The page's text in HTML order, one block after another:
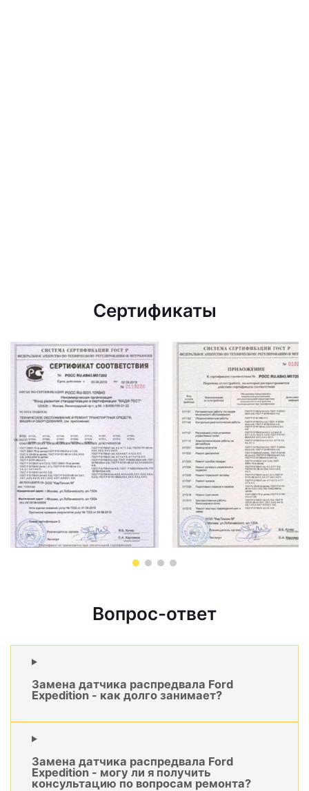
Сертификаты
Вопрос-ответ
Замена датчика распредвала Ford
Expedition - как долго занимает?
Замена датчика распредвала Ford
Expedition - могу ли я получить
консультацию по вопросам ремонта?